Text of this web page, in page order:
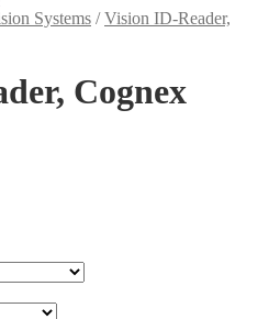
Systems /Vision ID-Reader,
Cognex